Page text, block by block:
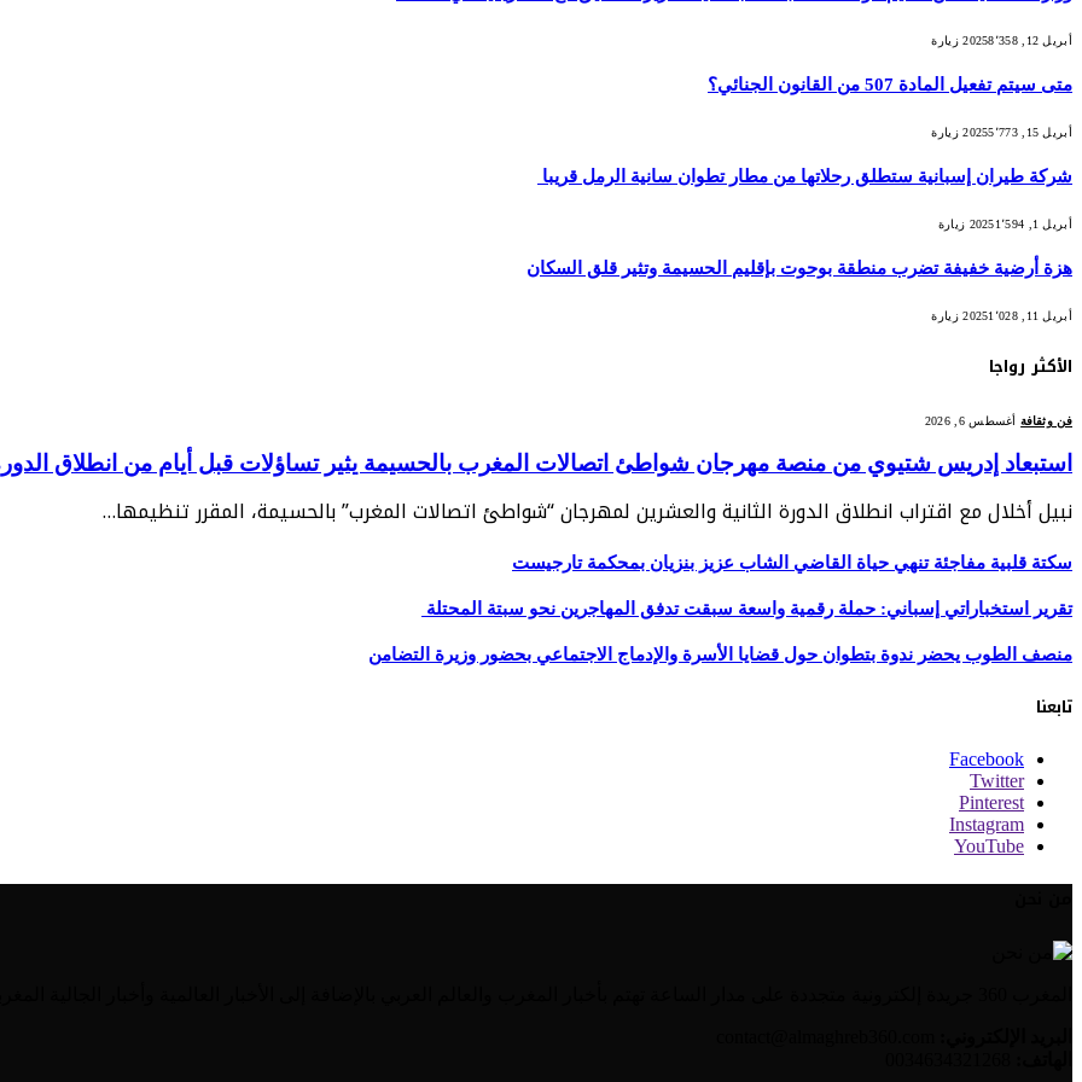
أبريل 12, 2025 8٬358 زيارة
متى سيتم تفعيل المادة 507 من القانون الجنائي؟
أبريل 15, 2025 5٬773 زيارة
شركة طيران إسبانية ستطلق رحلاتها من مطار تطوان سانية الرمل قريبا
أبريل 1, 2025 1٬594 زيارة
هزة أرضية خفيفة تضرب منطقة بوحوت بإقليم الحسيمة وتثير قلق السكان
أبريل 11, 2025 1٬028 زيارة
الأكثر رواجا
فن وثقافة أغسطس 6, 2026
استبعاد إدريس شتيوي من منصة مهرجان شواطئ اتصالات المغرب بالحسيمة يثير تساؤلات قبل أيام من انطلاق الدورة
نبيل أخلال مع اقتراب انطلاق الدورة الثانية والعشرين لمهرجان “شواطئ اتصالات المغرب” بالحسيمة، المقرر تنظيمها…
سكتة قلبية مفاجئة تنهي حياة القاضي الشاب عزيز بنزيان بمحكمة تارجيست
تقرير استخباراتي إسباني: حملة رقمية واسعة سبقت تدفق المهاجرين نحو سبتة المحتلة
منصف الطوب يحضر ندوة بتطوان حول قضايا الأسرة والإدماج الاجتماعي بحضور وزيرة التضامن
تابعنا
Facebook
Twitter
Pinterest
Instagram
YouTube